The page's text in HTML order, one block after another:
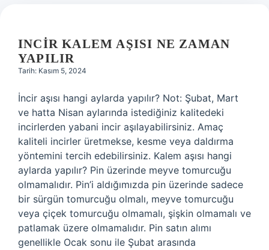
INCIR KALEM AŞISI NE ZAMAN
YAPILIR
Tarih: Kasım 5, 2024
İncir aşısı hangi aylarda yapılır? Not: Şubat, Mart
ve hatta Nisan aylarında istediğiniz kalitedeki
incirlerden yabani incir aşılayabilirsiniz. Amaç
kaliteli incirler üretmekse, kesme veya daldırma
yöntemini tercih edebilirsiniz. Kalem aşısı hangi
aylarda yapılır? Pin üzerinde meyve tomurcuğu
olmamalıdır. Pin’i aldığımızda pin üzerinde sadece
bir sürgün tomurcuğu olmalı, meyve tomurcuğu
veya çiçek tomurcuğu olmamalı, şişkin olmamalı ve
patlamak üzere olmamalıdır. Pin satın alımı
genellikle Ocak sonu ile Şubat arasında